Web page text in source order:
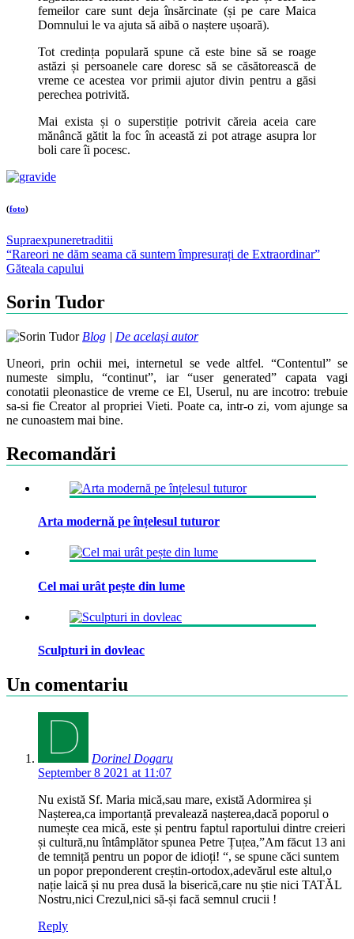
femeilor care sunt deja însărcinate (și pe care Maica
Domnului le va ajuta să aibă o naștere ușoară).
Tot credința populară spune că este bine să se roage
astăzi și persoanele care doresc să se căsătorească de
vreme ce acestea vor primii ajutor divin pentru a găsi
perechea potrivită.
Mai exista și o superstiție potrivit căreia aceia care
mănâncă gătit la foc în această zi pot atrage asupra lor
boli care îi pocesc.
(foto)
Supraexpuneretraditii
Post
navigation
“Rareori ne dăm seama că suntem împresurați de Extraordinar”
Găteala capului
Sorin Tudor
Blog | De același autor
Uneori, prin ochii mei, internetul se vede altfel. “Contentul” se
numeste simplu, “continut”, iar “user generated” capata vagi
conotatii pleonastice de vreme ce El, Userul, nu are incotro: trebuie
sa-si fie Creator al propriei Vieti. Poate ca, intr-o zi, vom ajunge sa
ne cunoastem mai bine.
Recomandări
Arta modernă pe înțelesul tuturor
Cel mai urât pește din lume
Sculpturi in dovleac
Un comentariu
Dorinel Dogaru
September 8 2021 at 11:07
Nu există Sf. Maria mică,sau mare, există Adormirea și
Nașterea,ca importanță prevalează nașterea,dacă poporul o
numește cea mică, este și pentru faptul raportului dintre creieri
și cultură,nu întâmplător spunea Petre Țuțea,”Am făcut 13 ani
de temniță pentru un popor de idioți! “, se spune căci suntem
un popor preponderent creștin-ortodox,adevărul este altul,o
nație laică și nu prea dusă la biserică,care nu știe nici TATĂL
Nostru,nici Crezul,nici să-și facă semnul crucii !
Reply